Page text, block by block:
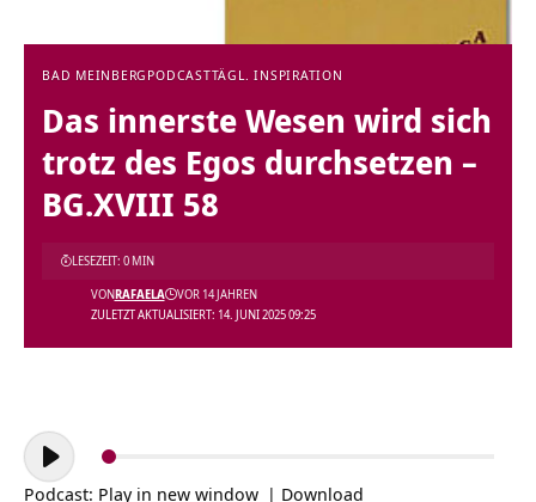
BAD MEINBERG PODCASTTÄGL. INSPIRATION
Das innerste Wesen wird sich
trotz des Egos durchsetzen –
BG.XVIII 58
ZULETZT AKTUALISIERT: 14. JUNI 2025 09:25
VONRAFAELA VOR 14 JAHREN
LESEZEIT: 0 MIN
Audio-
Player
Podcast: Play in new window | Download